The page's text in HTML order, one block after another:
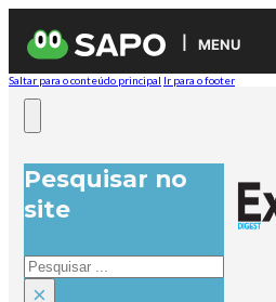
MENU
Saltar para o conteúdo principal Ir para o footer
Pesquisar no
site
Pesquisar
×